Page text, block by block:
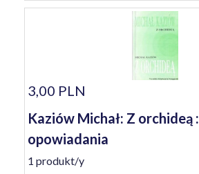
3,00 PLN
Kaziów Michał: Z orchideą :
opowiadania
1 produkt/y